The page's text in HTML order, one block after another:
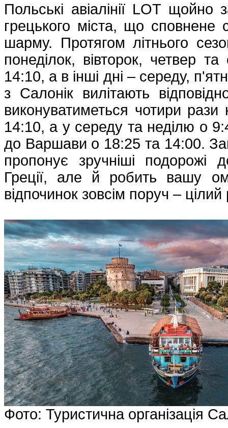
Польські авіалінії LOT
грецького міста, що сповнене
шарму. Протягом літнього
понеділок, вівторок, четвер
14:10, а в інші дні – середу,
з Салонік вилітають
виконуватиметься чотири
14:10, а у середу та неділю о
до Варшави о 18:25 та 14:00.
пропонує зручніші подорожі
Греції, але й робить вашу
відпочинок зовсім поруч – цілий
Фото: Туристична організація